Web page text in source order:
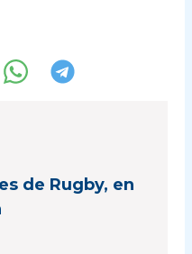
de Rugby, en